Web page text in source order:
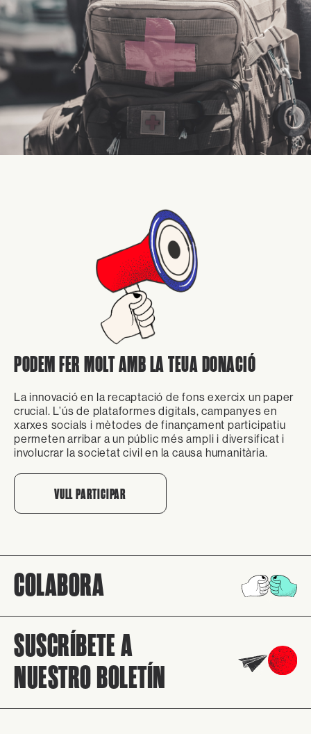
PODEM FER MOLT AMB LA TEUA DONACIÓ
La innovació en la recaptació de fons exercix un paper
crucial. L’ús de plataformes digitals, campanyes en
xarxes socials i mètodes de finançament participatiu
permeten arribar a un públic més ampli i diversificat i
involucrar la societat civil en la causa humanitària.
VULL PARTICIPAR
COLABORA
SUSCRÍBETE A
NUESTRO BOLETÍN